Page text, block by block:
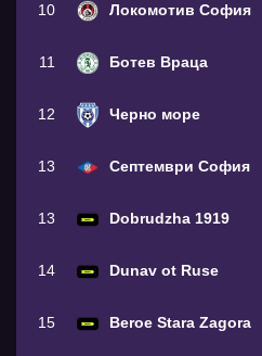
10 Локомотив София
11 Ботев Враца
12 Черно море
13 Септември София
13 Dobrudzha 1919
14 Dunav ot Ruse
15 Beroe Stara Zagora